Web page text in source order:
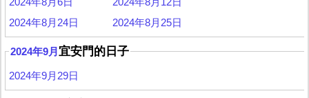
2024年8月24日
2024年8月25日
2024年9月 宜安門的日子
2024年9月29日